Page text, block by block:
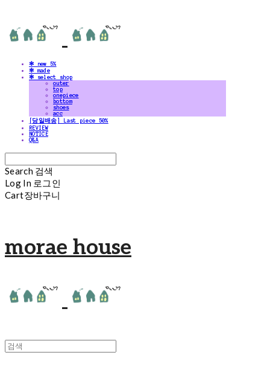
✻ new 5%
✻ made
✻ select shop
outer
top
onepiece
bottom
shoes
acc
[당일배송] Last piece 50%
REVIEW
NOTICE
Q&A
Search 검색
Log In 로그인
Cart장바구니
morae house